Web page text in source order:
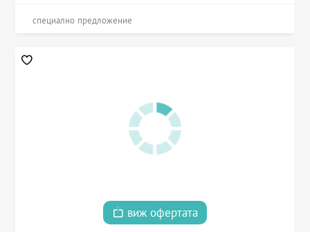
специално предложение
виж офертата